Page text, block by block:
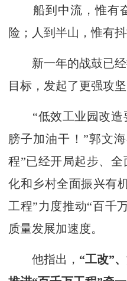
船到中流，惟有奋
险；人到半山，惟有
新一年的战鼓已经
目标，发起了更强攻坚
“低效工业园改造
膀子加油干！”郭文
程”已经开局起步、
化和乡村全面振兴有
工程”力度推动“百千
质量发展加速度。
他指出， “工改”